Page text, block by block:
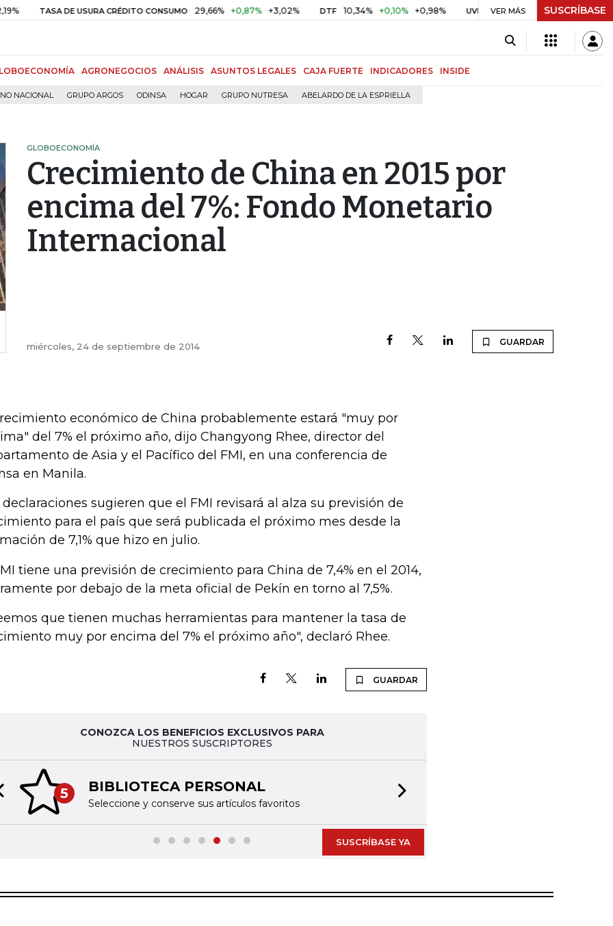
TASA DE USURA CRÉDITO CONSUMO 29,66% +0,87% +3,02% DTF 10,34% +0,10% +0,98% UVR $ 417,01 +$ 0,05 +0,01%
VER MÁS SUSCRÍBASE
AGRONEGOCIOS ANÁLISIS ASUNTOS LEGALES CAJA FUERTE INDICADORES INSIDE
NACIONAL GRUPO ARGOS ODINSA HOGAR GRUPO NUTRESA ABELARDO DE LA ESPRIELLA
GLOBOECONOMÍA
Crecimiento de China en 2015 por
encima del 7%: Fondo Monetario
Internacional
miércoles, 24 de septiembre de 2014 GUARDAR
económico de China probablemente estará "muy por
del 7% el próximo año, dijo Changyong Rhee, director del
de Asia y el Pacífico del FMI, en una conferencia de
en Manila.
declaraciones sugieren que el FMI revisará al alza su previsión de
para el país que será publicada el próximo mes desde la
de 7,1% que hizo en julio.
tiene una previsión de crecimiento para China de 7,4% en el 2014,
por debajo de la meta oficial de Pekín en torno al 7,5%.
que tienen muchas herramientas para mantener la tasa de
muy por encima del 7% el próximo año", declaró Rhee.
GUARDAR
CONOZCA LOS BENEFICIOS EXCLUSIVOS PARA
NUESTROS SUSCRIPTORES
5 BIBLIOTECA PERSONAL
Seleccione y conserve sus artículos favoritos
slide
SUSCRÍBASE YA